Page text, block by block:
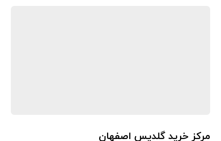
مرکز خرید گلدیس اصفهان